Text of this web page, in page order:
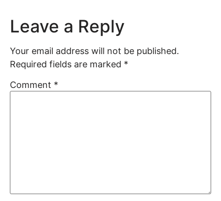
Leave a Reply
Your email address will not be published.
Required fields are marked *
Comment *